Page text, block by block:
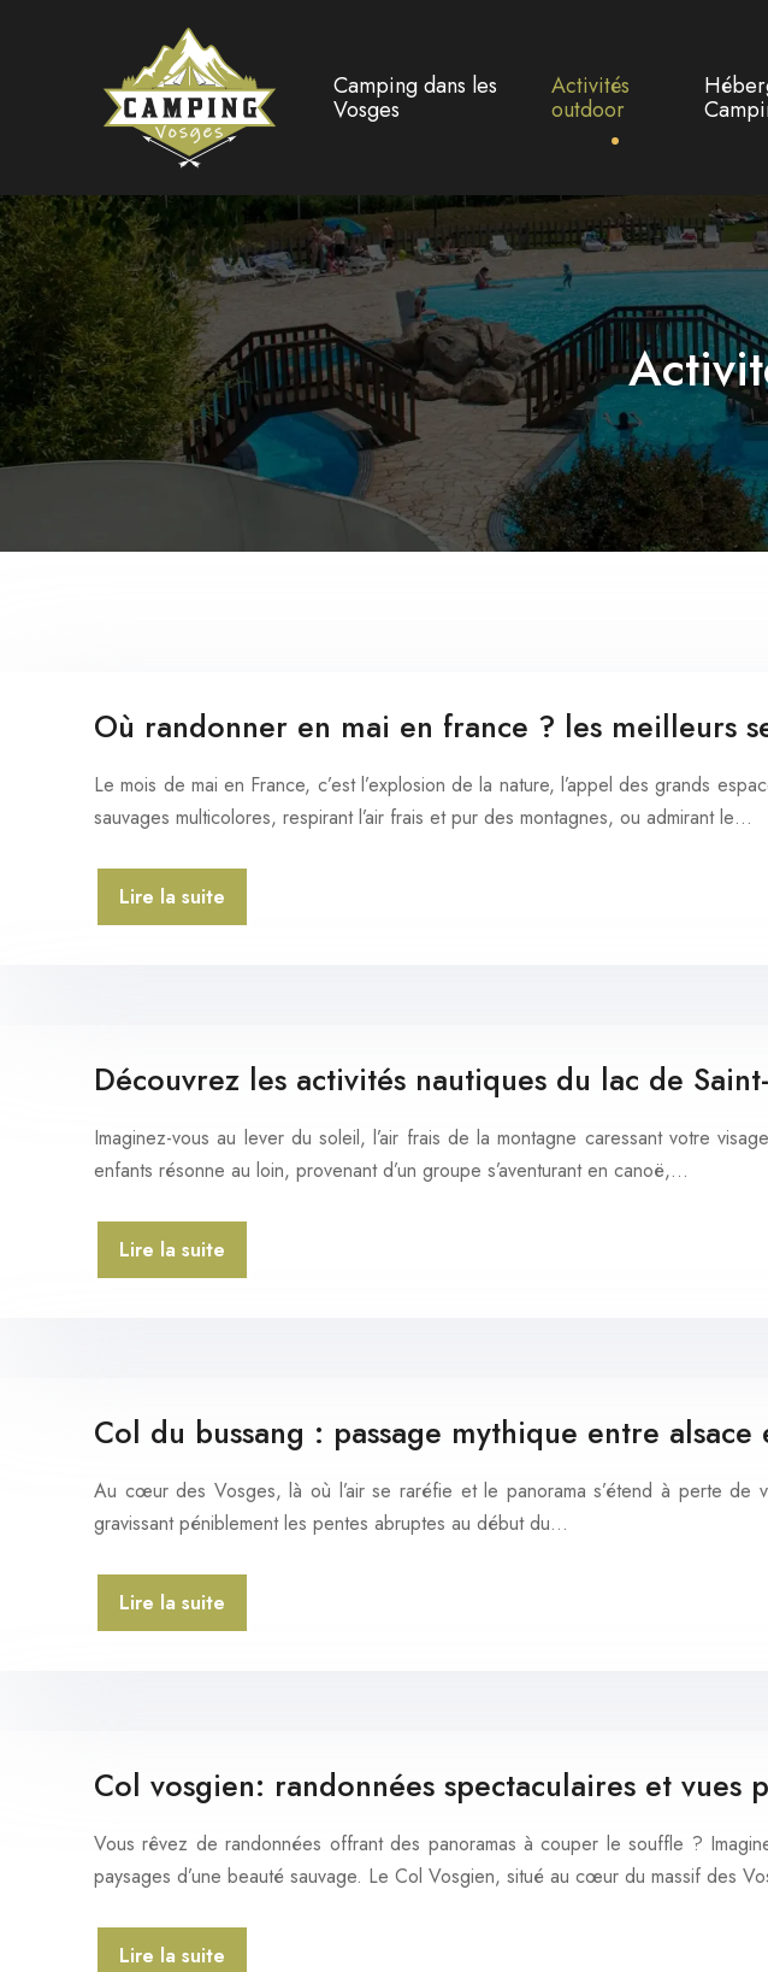
Camping dans les
Vosges
Activités
outdoor
Où randonner en mai en france ? les meilleurs
Le mois de mai en France, c’est l’explosion de la nature, l’appel des grands
sauvages multicolores, respirant l’air frais et pur des montagnes, ou admirant le…
Lire la suite
Découvrez les activités nautiques du lac de
Imaginez-vous au lever du soleil, l’air frais de la montagne caressant votre
enfants résonne au loin, provenant d’un groupe s’aventurant en canoë,…
Lire la suite
Col du bussang : passage mythique entre
Au cœur des Vosges, là où l’air se raréfie et le panorama s’étend à perte de
gravissant péniblement les pentes abruptes au début du…
Lire la suite
Col vosgien: randonnées spectaculaires et vues
Vous rêvez de randonnées offrant des panoramas à couper le souffle ?
paysages d’une beauté sauvage. Le Col Vosgien, situé au cœur du massif des
Lire la suite